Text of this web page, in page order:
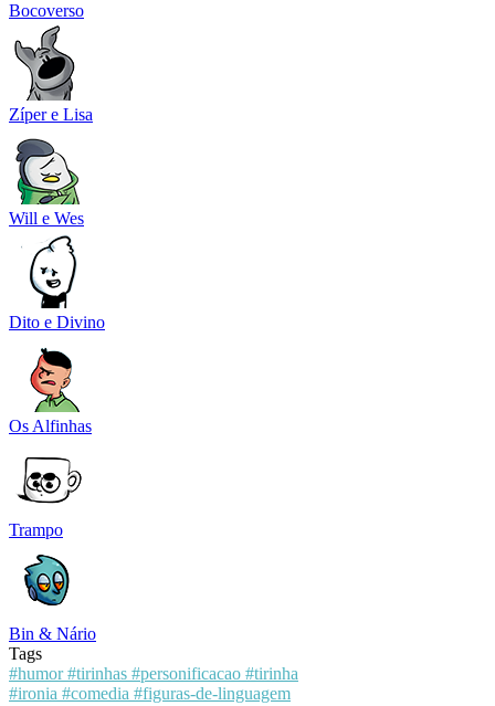
Bocoverso
Zíper e Lisa
Will e Wes
Dito e Divino
Os Alfinhas
Trampo
Bin & Nário
Tags
#humor#tirinhas #personificacao #tirinha
#ironia #comedia #figuras-de-linguagem